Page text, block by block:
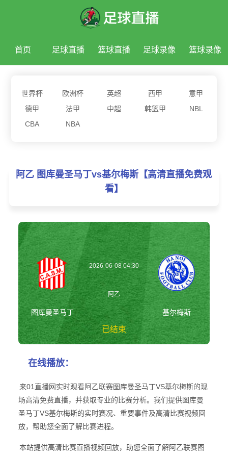
首页 足球直播 篮球直播 足球录像 篮球录像
世界杯 欧洲杯 英超 西甲
意甲
德甲
法甲 中超 韩篮甲
NBL
CBA
NBA
阿乙 图库曼圣马丁vs基尔梅斯【高清直播免费观
看】
图库曼圣马丁
2026-06-08 04:30
阿乙
已结束
基尔梅斯
在线播放：
来01直播网实时观看阿乙联赛图库曼圣马丁VS基尔梅斯的现
场高清免费直播，并获取专业的比赛分析。我们提供图库曼
圣马丁VS基尔梅斯的实时赛况、重要事件及高清比赛视频回
放，帮助您全面了解比赛进程。
本站提供高清比赛直播视频回放，助您全面了解阿乙联赛图